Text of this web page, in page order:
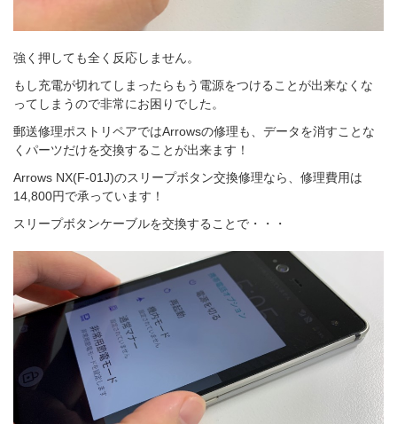
強く押しても全く反応しません。
もし充電が切れてしまったらもう電源をつけることが出来なくな
ってしまうので非常にお困りでした。
郵送修理ポストリペアではArrowsの修理も、データを消すことな
くパーツだけを交換することが出来ます！
Arrows NX(F-01J)のスリープボタン交換修理なら、修理費用は
14,800円で承っています！
スリープボタンケーブルを交換することで・・・